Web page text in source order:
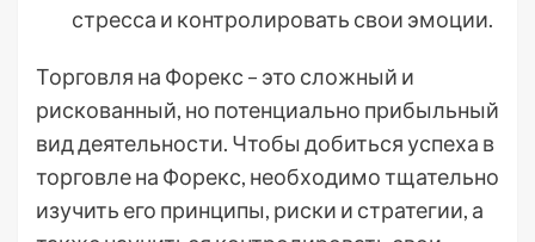
стресса и контролировать свои эмоции.
Торговля на Форекс – это сложный и
рискованный, но потенциально прибыльный
вид деятельности. Чтобы добиться успеха в
торговле на Форекс, необходимо тщательно
изучить его принципы, риски и стратегии, а